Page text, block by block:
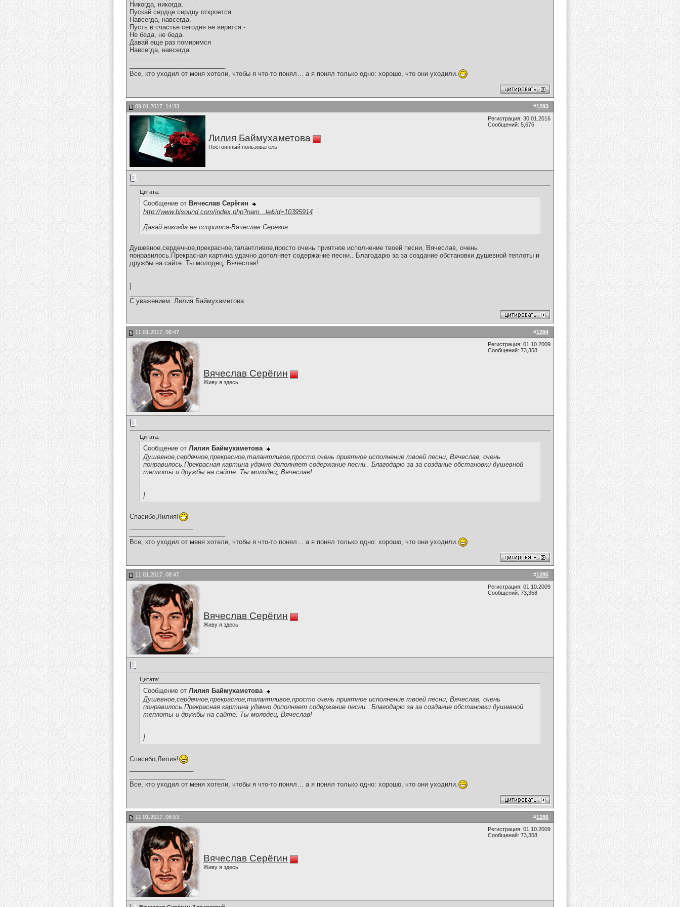
Никогда, никогда.
Пускай сердце сердцу откроется
Навсегда, навсегда.
Пусть в счастье сегодня не верится -
Не беда, не беда.
Давай еще раз помиримся
Навсегда, навсегда.
Все, кто уходил от меня хотели, чтобы я что-то понял… а я понял только одно: хорошо, что они уходили.
#1283
09.01.2017, 14:33
Лилия Баймухаметова
Постоянный пользователь
Регистрация: 30.01.2016
Сообщений: 5,676
Цитата:
Сообщение от Вячеслав Серёгин
http://www.bisound.com/index.php?nam...le&id=10395914
Давай никогда не ссорится-Вячеслав Серёгин
Душевное,сердечное,прекрасное,талантливое,просто очень приятное исполнение твоей песни, Вячеслав, очень
понравилось.Прекрасная картина удачно дополняет содержание песни.. Благодарю за за создание обстановки душевной теплоты и
дружбы на сайте. Ты молодец, Вячеслав!
]
С уважением: Лилия Баймухаметова
#1284
11.01.2017, 08:47
Вячеслав Серёгин
Живу я здесь
Регистрация: 01.10.2009
Сообщений: 73,358
Цитата:
Сообщение от Лилия Баймухаметова
Душевное,сердечное,прекрасное,талантливое,просто очень приятное исполнение твоей песни, Вячеслав, очень
понравилось.Прекрасная картина удачно дополняет содержание песни.. Благодарю за за создание обстановки душевной
теплоты и дружбы на сайте. Ты молодец, Вячеслав!
]
Спасибо,Лилия!
Все, кто уходил от меня хотели, чтобы я что-то понял… а я понял только одно: хорошо, что они уходили.
#1285
11.01.2017, 08:47
Вячеслав Серёгин
Живу я здесь
Регистрация: 01.10.2009
Сообщений: 73,358
Цитата:
Сообщение от Лилия Баймухаметова
Душевное,сердечное,прекрасное,талантливое,просто очень приятное исполнение твоей песни, Вячеслав, очень
понравилось.Прекрасная картина удачно дополняет содержание песни.. Благодарю за за создание обстановки душевной
теплоты и дружбы на сайте. Ты молодец, Вячеслав!
]
Спасибо,Лилия!
Все, кто уходил от меня хотели, чтобы я что-то понял… а я понял только одно: хорошо, что они уходили.
#1286
11.01.2017, 08:53
Вячеслав Серёгин
Живу я здесь
Регистрация: 01.10.2009
Сообщений: 73,358